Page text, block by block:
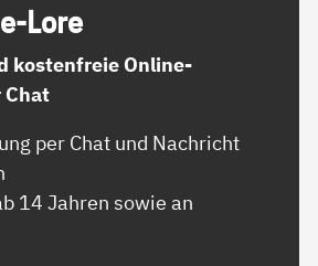
Lo­re
kostenfreie Online-
Chat
per Chat und Nachricht
14 Jahren sowie an